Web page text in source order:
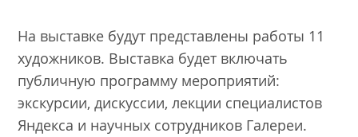
На выставке будут представлены работы 11
художников. Выставка будет включать
публичную программу мероприятий:
экскурсии, дискуссии, лекции специалистов
Яндекса и научных сотрудников Галереи.